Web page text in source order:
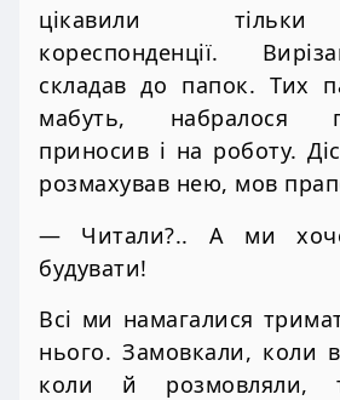
цікавили
кореспонденції.
складав до папок. Тих
мабуть, набралося
приносив і на роботу.
розмахував нею, мов
— Читали?.. А ми
будувати!
Всі ми намагалися
нього. Замовкали, коли
коли й розмовляли,